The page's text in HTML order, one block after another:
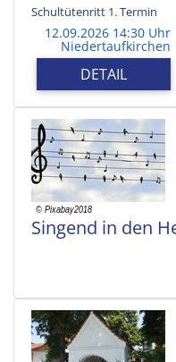
Schultütenritt 1. Termin
12.09.2026 14:30 Uhr
Niedertaufkirchen
DETAIL
Singend in den